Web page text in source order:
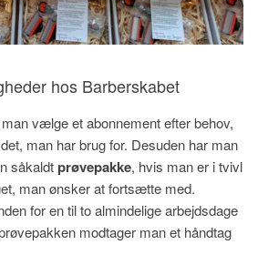
hos Barberskabet
vælge et abonnement efter behov,
man har brug for. Desuden har man
såkaldtprøvepakke, hvis man er i tvivl
man ønsker at fortsætte med.
for en til to almindelige arbejdsdage
modtager man et håndtag